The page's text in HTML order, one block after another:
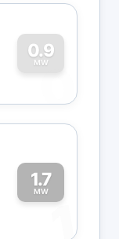
0.9
MW
0
1.7
MW
1